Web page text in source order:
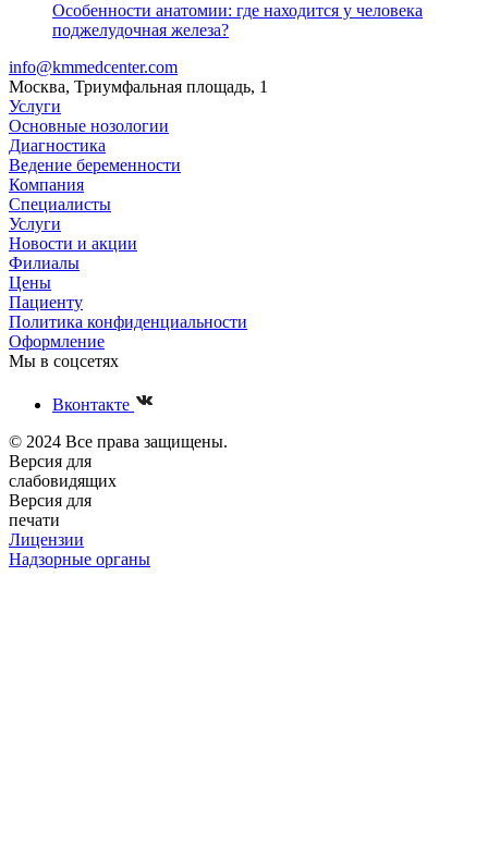
Особенности анатомии: где находится у человека
поджелудочная железа?
info@kmmedcenter.com
Москва, Триумфальная площадь, 1
Услуги
Основные нозологии
Диагностика
Ведение беременности
Компания
Специалисты
Услуги
Новости и акции
Филиалы
Цены
Пациенту
Политика конфиденциальности
Оформление
Мы в соцсетях
Вконтакте
© 2024 Все права защищены.
Версия для
слабовидящих
Версия для
печати
Лицензии
Надзорные органы